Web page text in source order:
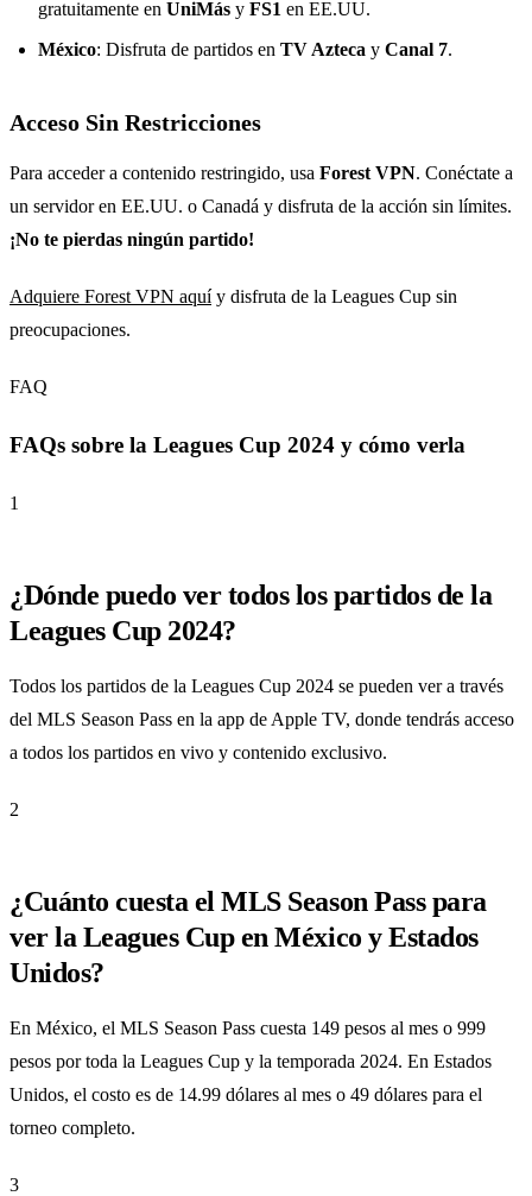
gratuitamente en UniMás y FS1 en EE.UU.
México: Disfruta de partidos en TV Azteca y Canal 7.
Acceso Sin Restricciones
Para acceder a contenido restringido, usa Forest VPN. Conéctate a
un servidor en EE.UU. o Canadá y disfruta de la acción sin límites.
¡No te pierdas ningún partido!
Adquiere Forest VPN aquíy disfruta de la Leagues Cup sin
preocupaciones.
FAQ
FAQs sobre la Leagues Cup 2024 y cómo verla
1
¿Dónde puedo ver todos los partidos de la
Leagues Cup 2024?
Todos los partidos de la Leagues Cup 2024 se pueden ver a través
del MLS Season Pass en la app de Apple TV, donde tendrás acceso
a todos los partidos en vivo y contenido exclusivo.
2
¿Cuánto cuesta el MLS Season Pass para
ver la Leagues Cup en México y Estados
Unidos?
En México, el MLS Season Pass cuesta 149 pesos al mes o 999
pesos por toda la Leagues Cup y la temporada 2024. En Estados
Unidos, el costo es de 14.99 dólares al mes o 49 dólares para el
torneo completo.
3